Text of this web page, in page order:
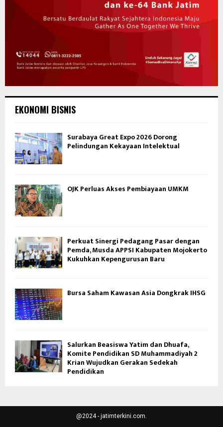
EKONOMI BISNIS
Surabaya Great Expo 2026 Dorong
Pelindungan Kekayaan Intelektual
OJK Perluas Akses Pembiayaan UMKM
Perkuat Sinergi Pedagang Pasar dengan
Pemda, Musda APPSI Kabupaten Mojokerto
Kukuhkan Kepengurusan Baru
Bursa Saham Kawasan Asia Dongkrak IHSG
Salurkan Beasiswa Yatim dan Dhuafa,
Komite Pendidikan SD Muhammadiyah 2
Krian Wujudkan Gerakan Sedekah
Pendidikan
@2024 - jatimterkini.com.